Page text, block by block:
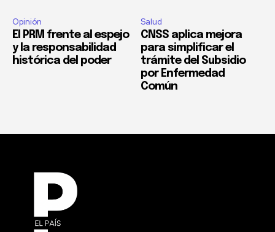
Opinión
El PRM frente al espejo
y la responsabilidad
histórica del poder
Salud
CNSS aplica mejora
para simplificar el
trámite del Subsidio
por Enfermedad
Común